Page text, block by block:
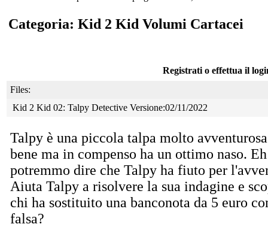
Categoria: Kid 2 Kid Volumi Cartacei
Registrati o effettua il
Files:
Kid 2 Kid 02: Talpy Detective Versione:02/11/2022
Talpy è una piccola talpa molto
bene ma in compenso ha un ottimo naso.
potremmo dire che Talpy ha fiuto per
Aiuta Talpy a risolvere la sua indagine e
chi ha sostituito una banconota da 5 euro
falsa?